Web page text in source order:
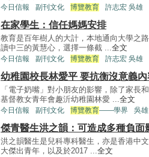
今日信報 副刊文化 博覽教育 許志宏 吳雄
在家學生：信任媽媽安排
教育是百年樹人的大計，本地通向大學之
讀中三的黃慧心，選擇一條截 ...全文
今日信報 副刊文化 博覽教育 許志宏 吳雄
幼稚園校長林愛平 要抗衡沒意義內
「電子奶嘴」對小朋友的影響，除了家長
基督教女青年會趣沂幼稚園林愛 ...全文
今日信報 副刊文化 博覽教育——學界 吳
傑青醫生洪之韻：可造成多種負面
洪之韻醫生是兒科專科醫生，亦是香港中
大傑出青年，以及於2017 ...全文